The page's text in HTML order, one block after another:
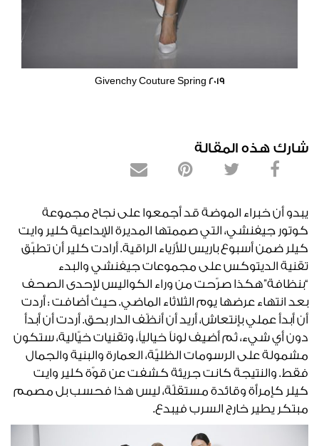
Givenchy Couture Spring 2019
شارك هذه المقالة
يبدو أن خبراء الموضة قد أجمعوا على نجاح مجموعة
كوتور جيفنشي، التي صممتها المديرة الإبداعية كلير وايت
كيلر ضمن أسبوع باريس للأزياء الراقية. أرادت كلير أن تطبّق
تقنية الديتوكس على مجموعات جيفنشي والبدء
“بنظافة”هكذا صرّحت من وراء الكواليس لإحدى الصحف
بعد انتهاء عرضها يوم الثلاثاء الماضي. حيث أضافت : أردت
أن أبدأ عملي بإنتعاش، أريد أن أنظّف الدار بحق. أردت أن أبدأ
دون أي شيء، ثم أضيف لوناً خيالياً، وتقنيات خيّالية، ستكون
مشمولة على الرسومات الظليّة، العمارة والبنية والجمال
فقط. والنتيجة كانت جريئة كشفت عن قوّة كلير وايت
كيلر كإمرأة وقائدة مستقلّة، ليس هذا فحسب بل مصمم
مبتكر يطير خارج السرب فيبدع.